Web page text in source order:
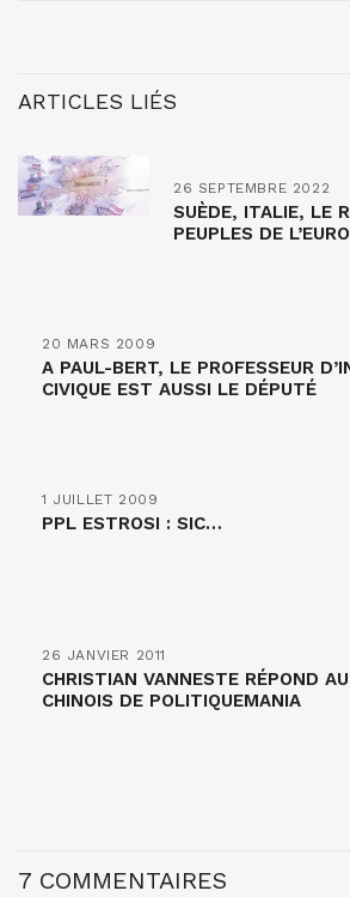
ARTICLES LIÉS
26 SEPTEMBRE 2022
SUÈDE, ITALIE, LE
PEUPLES DE
20 MARS 2009
A PAUL-BERT, LE PROFESSEUR
CIVIQUE EST AUSSI LE DÉPUTÉ
1 JUILLET 2009
PPL ESTROSI : SIC…
26 JANVIER 2011
CHRISTIAN VANNESTE RÉPOND
CHINOIS DE POLITIQUEMANIA
7 COMMENTAIRES